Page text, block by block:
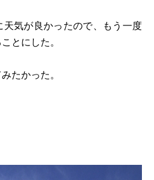
気が良かったので、もう一度
とにした。
たかった。